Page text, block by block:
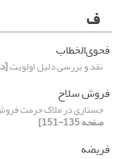
ف
فحوی‌الخطاب
نقد و بررسی دلیل اولویت[دوره 2،
فروش سلاح
جستاری در ملاک حرمت
صفحه 135-151]
فریضه